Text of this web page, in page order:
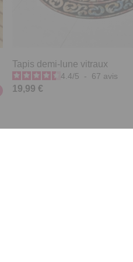
Tapis demi-lune vitraux
4.4/5 - 67 avis
19,99 €